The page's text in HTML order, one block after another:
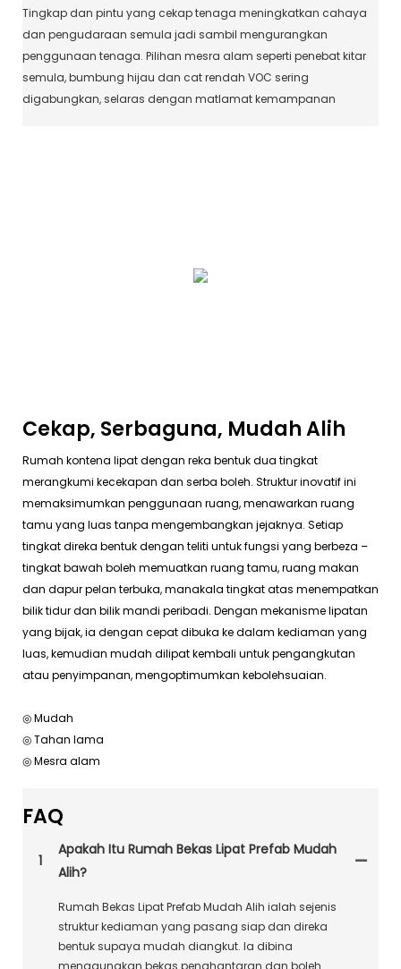
Tingkap dan pintu yang cekap tenaga meningkatkan cahaya
dan pengudaraan semula jadi sambil mengurangkan
penggunaan tenaga. Pilihan mesra alam seperti penebat kitar
semula, bumbung hijau dan cat rendah VOC sering
digabungkan, selaras dengan matlamat kemampanan
Cekap, Serbaguna, Mudah Alih
Rumah kontena lipat dengan reka bentuk dua tingkat
merangkumi kecekapan dan serba boleh. Struktur inovatif ini
memaksimumkan penggunaan ruang, menawarkan ruang
tamu yang luas tanpa mengembangkan jejaknya. Setiap
tingkat direka bentuk dengan teliti untuk fungsi yang berbeza –
tingkat bawah boleh memuatkan ruang tamu, ruang makan
dan dapur pelan terbuka, manakala tingkat atas menempatkan
bilik tidur dan bilik mandi peribadi. Dengan mekanisme lipatan
yang bijak, ia dengan cepat dibuka ke dalam kediaman yang
luas, kemudian mudah dilipat kembali untuk pengangkutan
atau penyimpanan, mengoptimumkan kebolehsuaian.
◎ Mudah
◎ Tahan lama
◎ Mesra alam
FAQ
1
Apakah Itu Rumah Bekas Lipat Prefab Mudah
Alih?
Rumah Bekas Lipat Prefab Mudah Alih ialah sejenis
struktur kediaman yang pasang siap dan direka
bentuk supaya mudah diangkut. Ia dibina
menggunakan bekas penghantaran dan boleh